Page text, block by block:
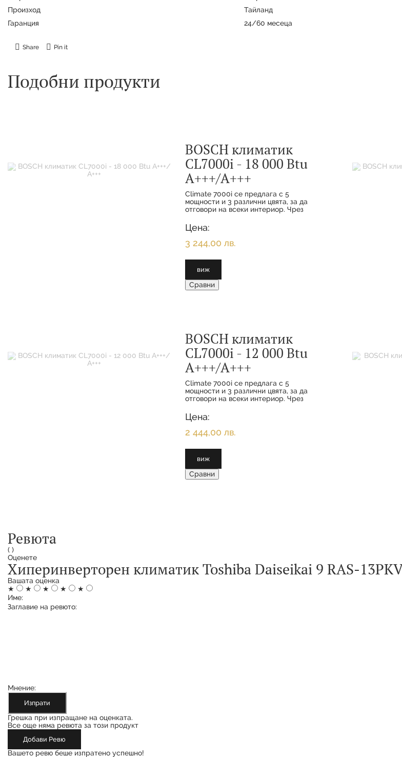
Произход
Тайланд
Гаранция
24/60 месеца
Share Pin it
Подобни продукти
BOSCH климатик
CL7000i - 18 000 Btu
А+++/А+++
Climate 7000i се предлага с 5
мощности и 3 различни цвята, за да
отговори на всеки интериор. Чрез
интелигентното свързване вашите
клиенти се наслаждават на
максимално удобство с
Цена:
3 244,00 лв.
виж
Сравни
BOSCH климатик
CL7000i - 12 000 Btu
А+++/А+++
Climate 7000i се предлага с 5
мощности и 3 различни цвята, за да
отговори на всеки интериор. Чрез
интелигентното свързване вашите
клиенти се наслаждават на
максимално удобство с
Цена:
2 444,00 лв.
виж
Сравни
Ревюта
( )
Оценете
Хиперинверторен климатик Toshiba Daiseikai 9 RAS-
Вашата оценка
★
★ ★ ★
★
Име:
Заглавие на ревюто:
Мнение:
Изпрати
Грешка при изпращане на оценката.
Все още няма ревюта за този продукт
Добави Ревю
Вашето ревю беше изпратено успешно!